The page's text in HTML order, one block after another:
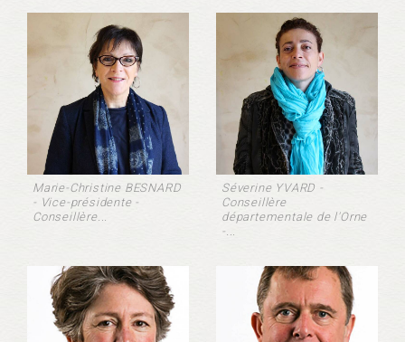
Marie-Christine BESNARD
- Vice-présidente -
Conseillère...
Séverine YVARD -
Conseillère
départementale de l'Orne
-...